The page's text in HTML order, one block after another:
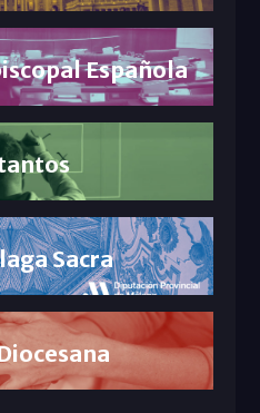
Española
Sacra